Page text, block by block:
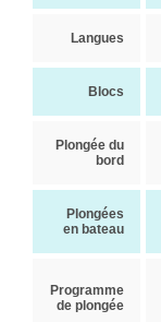
Langues
Blocs
Plongée du
bord
Plongées
en bateau
Programme
de plongée